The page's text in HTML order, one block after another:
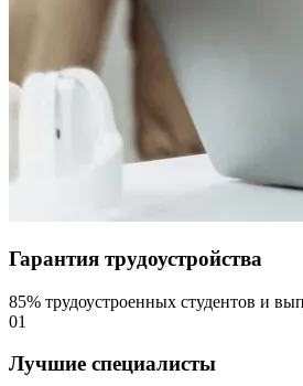
Гарантия трудоустройства
85% трудоустроенных студентов и
01
Лучшие специалисты